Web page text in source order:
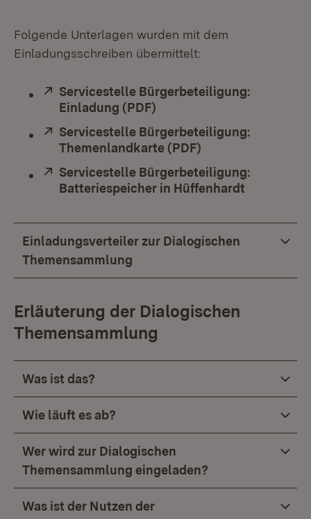
Folgende Unterlagen wurden mit dem
Einladungsschreiben übermittelt:
Extern:
Servicestelle Bürgerbeteiligung:
Einladung (PDF)
Extern:
Servicestelle Bürgerbeteiligung:
Themenlandkarte (PDF)
Extern:
Servicestelle Bürgerbeteiligung:
Batteriespeicher in Hüffenhardt
Einladungsverteiler zur Dialogischen
Themensammlung
Erläuterung der Dialogischen
Themensammlung
Was ist das?
Wie läuft es ab?
Wer wird zur Dialogischen
Themensammlung eingeladen?
Was ist der Nutzen der